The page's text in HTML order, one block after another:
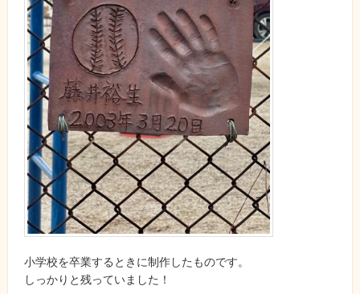
小学校を卒業するときに制作したものです。
しっかりと残っていました！